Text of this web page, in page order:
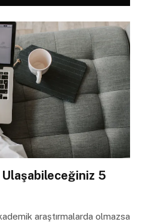
5
araştırmalarda olmazsa